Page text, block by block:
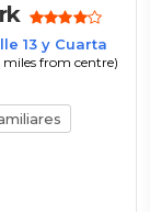
13 y Cuarta
miles from centre)